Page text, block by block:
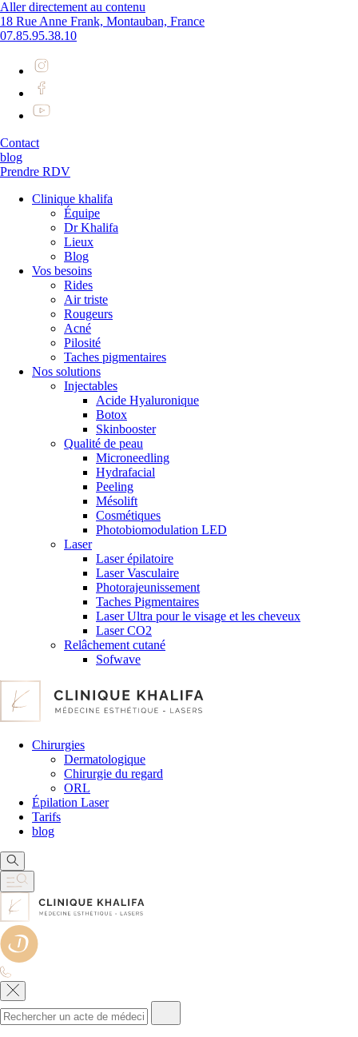
Aller directement au contenu
18 Rue Anne Frank, Montauban, France
07.85.95.38.10
Contact
blog
Prendre RDV
Clinique khalifa
Équipe
Dr Khalifa
Lieux
Blog
Vos besoins
Rides
Air triste
Rougeurs
Acné
Pilosité
Taches pigmentaires
Nos solutions
Injectables
Acide Hyaluronique
Botox
Skinbooster
Qualité de peau
Microneedling
Hydrafacial
Peeling
Mésolift
Cosmétiques
Photobiomodulation LED
Laser
Laser épilatoire
Laser Vasculaire
Photorajeunissement
Taches Pigmentaires
Laser Ultra pour le visage et les cheveux
Laser CO2
Relâchement cutané
Sofwave
Chirurgies
Dermatologique
Chirurgie du regard
ORL
Épilation Laser
Tarifs
blog